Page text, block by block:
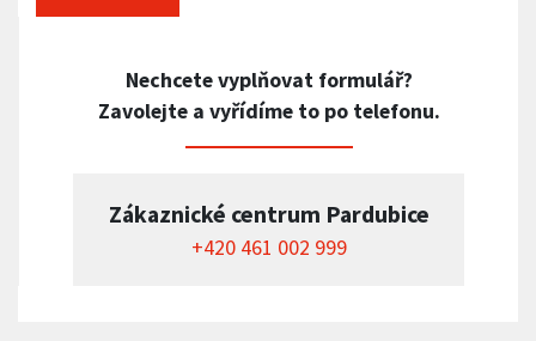
Nechcete vyplňovat formulář?
Zavolejte a vyřídíme to po telefonu.
Zákaznické centrum Pardubice
+420 461 002 999